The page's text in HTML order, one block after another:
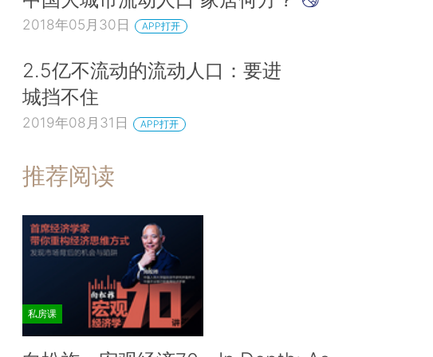
2018年05月30日 APP打开
2.5亿不流动的流动人口：要进
城挡不住
2019年08月31日 APP打开
推荐阅读
私房课